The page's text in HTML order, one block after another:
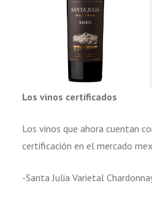
Los vinos certificados
Los vinos que ahora cuentan
certificación en el mercado
-Santa Julia Varietal